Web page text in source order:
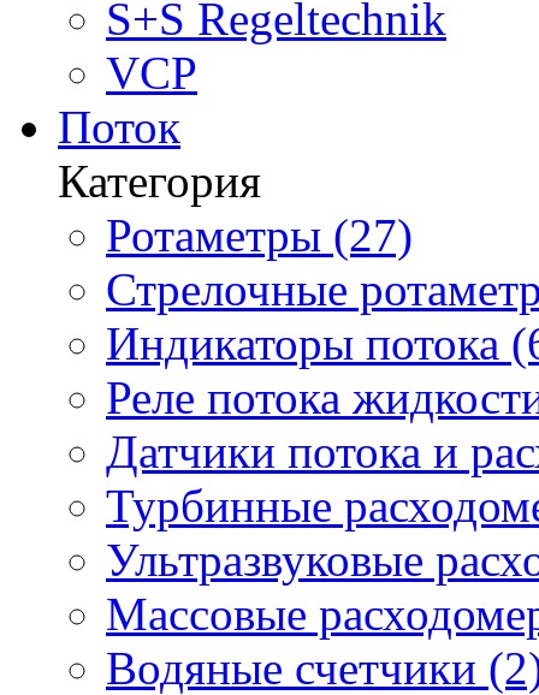
S+S Regeltechnik
VCP
Поток
Категория
Ротаметры (27)
Стрелочные
Индикаторы потока
Реле потока
Датчики потока и
Турбинные
Ультразвуковые
Массовые
Водяные счетчики